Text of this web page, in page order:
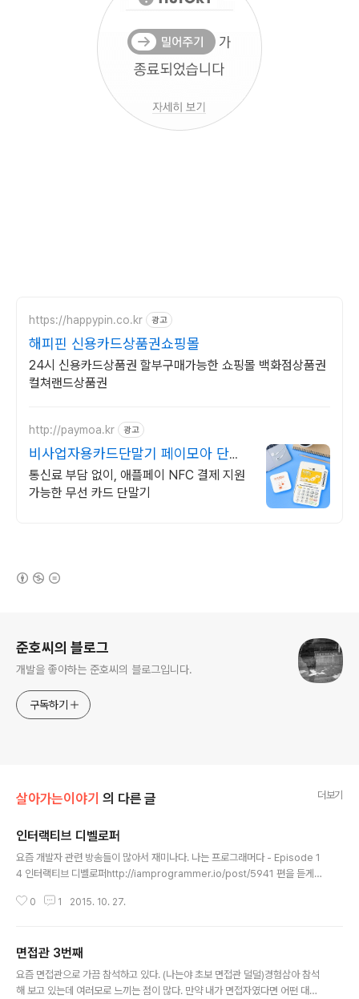
https://happypin.co.kr 광고
해피핀 신용카드상품권쇼핑몰
24시 신용카드상품권 할부구매가능한 쇼핑몰 백화점상품권
컬쳐랜드상품권
http://paymoa.kr 광고
비사업자용카드단말기 페이모아 단말
기 어디까지 알아봤니?
통신료 부담 없이, 애플페이 NFC 결제 지원
가능한 무선 카드 단말기
준호씨의 블로그
개발을 좋아하는 준호씨의 블로그입니다.
구독하기
살아가는이야기 의 다른 글 더보기
인터랙티브 디벨로퍼
요즘 개발자 관련 방송들이 많아서 재미나다. 나는 프로그래머다 - Episode 1
4 인터랙티브 디벨로퍼http://iamprogrammer.io/post/5941 편을 듣게
겠다.
0 1 2015. 10. 27.
면접관 3번째
요즘 면접관으로 가끔 참석하고 있다. (나는야 초보 면접관 덜덜)경험삼아 참석
해 보고 있는데 여러모로 느끼는 점이 많다. 만약 내가 면접자였다면 어떤 대답